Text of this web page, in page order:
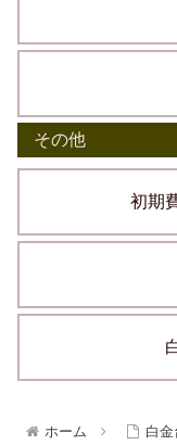
その他
初期
ホーム 白